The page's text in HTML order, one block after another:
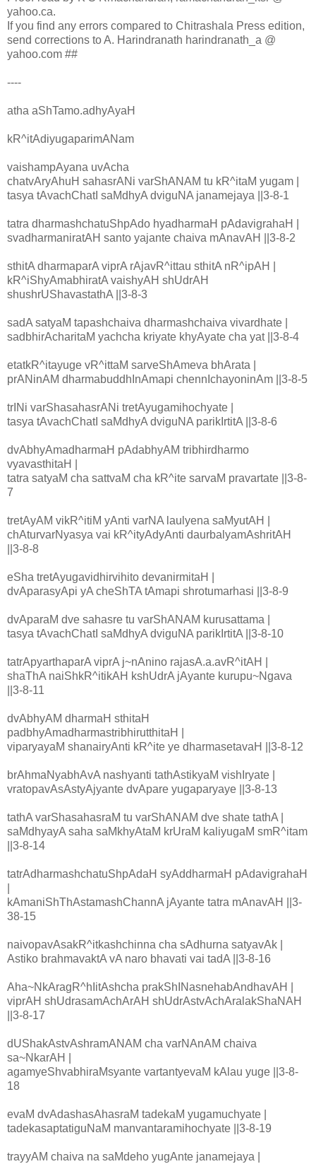
yahoo.ca.
If you find any errors compared to Chitrashala Press edition,
send corrections to A. Harindranath harindranath_a @
yahoo.com ##
----
atha aShTamo.adhyAyaH
kR^itAdiyugaparimANam
vaishampAyana uvAcha
chatvAryAhuH sahasrANi varShANAM tu kR^itaM yugam |
tasya tAvachChatI saMdhyA dviguNA janamejaya ||3-8-1
tatra dharmashchatuShpAdo hyadharmaH pAdavigrahaH |
svadharmaniratAH santo yajante chaiva mAnavAH ||3-8-2
sthitA dharmaparA viprA rAjavR^ittau sthitA nR^ipAH |
kR^iShyAmabhiratA vaishyAH shUdrAH
shushrUShavastathA ||3-8-3
sadA satyaM tapashchaiva dharmashchaiva vivardhate |
sadbhirAcharitaM yachcha kriyate khyAyate cha yat ||3-8-4
etatkR^itayuge vR^ittaM sarveShAmeva bhArata |
prANinAM dharmabuddhInAmapi chennIchayoninAm ||3-8-5
trINi varShasahasrANi tretAyugamihochyate |
tasya tAvachChatI saMdhyA dviguNA parikIrtitA ||3-8-6
dvAbhyAmadharmaH pAdabhyAM tribhirdharmo
vyavasthitaH |
tatra satyaM cha sattvaM cha kR^ite sarvaM pravartate ||3-8-
7
tretAyAM vikR^itiM yAnti varNA laulyena saMyutAH |
chAturvarNyasya vai kR^ityAdyAnti daurbalyamAshritAH
||3-8-8
eSha tretAyugavidhirvihito devanirmitaH |
dvAparasyApi yA cheShTA tAmapi shrotumarhasi ||3-8-9
dvAparaM dve sahasre tu varShANAM kurusattama |
tasya tAvachChatI saMdhyA dviguNA parikIrtitA ||3-8-10
tatrApyarthaparA viprA j~nAnino rajasA.a.avR^itAH |
shaThA naiShkR^itikAH kshUdrA jAyante kurupu~Ngava
||3-8-11
dvAbhyAM dharmaH sthitaH
padbhyAmadharmastribhirutthitaH |
viparyayaM shanairyAnti kR^ite ye dharmasetavaH ||3-8-12
brAhmaNyabhAvA nashyanti tathAstikyaM vishIryate |
vratopavAsAstyAjyante dvApare yugaparyaye ||3-8-13
tathA varShasahasraM tu varShANAM dve shate tathA |
saMdhyayA saha saMkhyAtaM krUraM kaliyugaM smR^itam
||3-8-14
tatrAdharmashchatuShpAdaH syAddharmaH pAdavigrahaH
kAmaniShThAstamashChannA jAyante tatra mAnavAH ||3-
38-15
naivopavAsakR^itkashchinna cha sAdhurna satyavAk |
Astiko brahmavaktA vA naro bhavati vai tadA ||3-8-16
Aha~NkAragR^hIitAshcha prakShINasnehabAndhavAH |
viprAH shUdrasamAchArAH shUdrAstvAchAralakShaNAH
||3-8-17
dUShakAstvAshramANAM cha varNAnAM chaiva
sa~NkarAH |
agamyeShvabhiraMsyante vartantyevaM kAlau yuge ||3-8-
18
evaM dvAdashasAhasraM tadekaM yugamuchyate |
tadekasaptatiguNaM manvantaramihochyate ||3-8-19
trayyAM chaiva na saMdeho yugAnte janamejaya |